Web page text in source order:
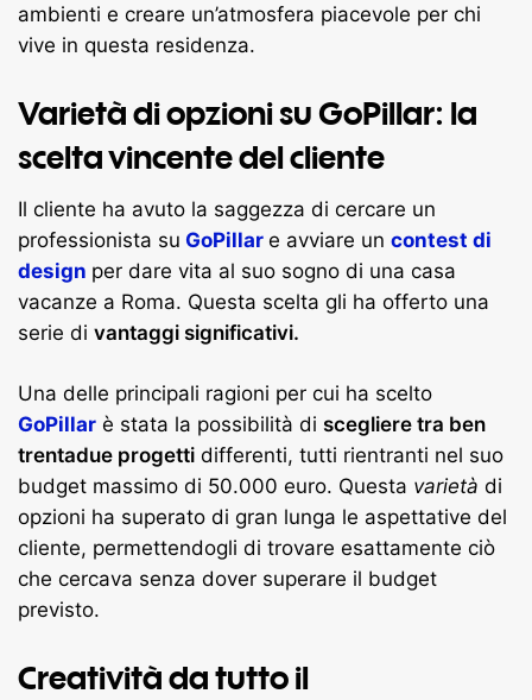
ambienti e creare un’atmosfera piacevole per chi
vive in questa residenza.
Varietà di opzioni su GoPillar: la
scelta vincente del cliente
Il cliente ha avuto la saggezza di cercare un
professionista su GoPillar e avviare un contest di
design per dare vita al suo sogno di una casa
vacanze a Roma. Questa scelta gli ha offerto una
serie di vantaggi significativi.
Una delle principali ragioni per cui ha scelto
GoPillar è stata la possibilità di scegliere tra ben
trentadue progetti differenti, tutti rientranti nel suo
budget massimo di 50.000 euro. Questa varietà di
opzioni ha superato di gran lunga le aspettative del
cliente, permettendogli di trovare esattamente ciò
che cercava senza dover superare il budget
previsto.
Creatività da tutto il